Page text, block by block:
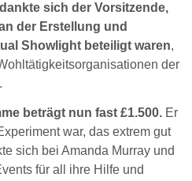
sich der Vorsitzende,
der Erstellung und
Showlight beteiligt waren,
der
beträgt nun fast £1.500. Er
war, das extrem gut
sich bei Amanda Murray und
für all ihre Hilfe und